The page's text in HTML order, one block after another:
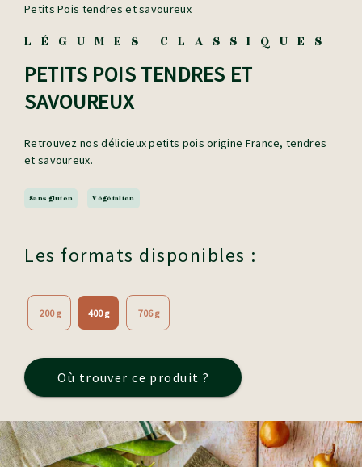
Petits Pois tendres et savoureux
LÉGUMES CLASSIQUES
PETITS POIS TENDRES ET
SAVOUREUX
Retrouvez nos délicieux petits pois origine France, tendres
et savoureux.
Sans gluten Végétalien
Les formats disponibles :
200 g 400 g 706 g
Où trouver ce produit ?